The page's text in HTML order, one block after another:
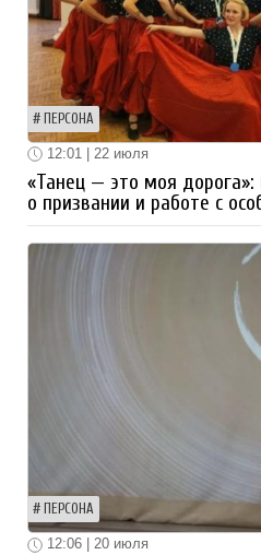
ПЕРСОНА
12:01 | 22 июля
«Танец — это моя дорога»:
о призвании и работе с
ПЕРСОНА
12:06 | 20 июля